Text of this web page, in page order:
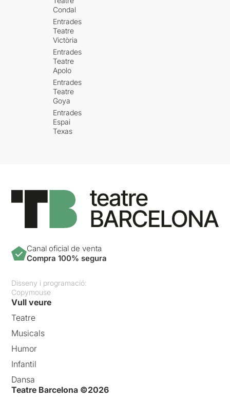
Condal
Entrades
Teatre
Victòria
Entrades
Teatre
Apolo
Entrades
Teatre
Goya
Entrades
Espai
Texas
Canal oficial de venta
Compra 100% segura
Disseny i programació:
Copymouse
Vull veure
Teatre
Musicals
Humor
Infantil
Dansa
Teatre Barcelona ©2026